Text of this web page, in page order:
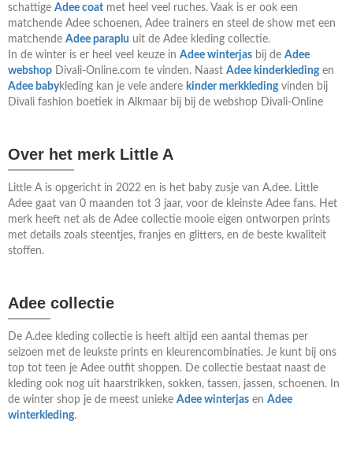
schattige Adee coat met heel veel ruches. Vaak is er ook een
matchende Adee schoenen, Adee trainers en steel de show met een
matchende Adee paraplu uit de Adee kleding collectie.
In de winter is er heel veel keuze in Adee winterjas bij de Adee
webshop Divali-Online.com te vinden. Naast Adee kinderkledingen
Adee babykleding kan je vele andere kinder merkkledingvinden bij
Divali fashion boetiek in Alkmaar bij bij de webshop Divali-Online
Over het merk Little A
Little A is opgericht in 2022 en is het baby zusje van A.dee. Little
Adee gaat van 0 maanden tot 3 jaar, voor de kleinste Adee fans. Het
merk heeft net als de Adee collectie mooie eigen ontworpen prints
met details zoals steentjes, franjes en glitters, en de beste kwaliteit
stoffen.
Adee collectie
De A.dee kleding collectie is heeft altijd een aantal themas per
seizoen met de leukste prints en kleurencombinaties. Je kunt bij ons
top tot teen je Adee outfit shoppen. De collectie bestaat naast de
kleding ook nog uit haarstrikken, sokken, tassen, jassen, schoenen. In
de winter shop je de meest unieke Adee winterjas en Adee
winterkleding.